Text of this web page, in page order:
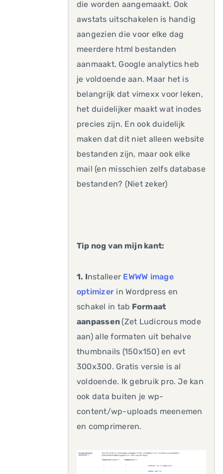
die worden aangemaakt. Ook
awstats uitschakelen is handig
aangezien die voor elke dag
meerdere html bestanden
aanmaakt. Google analytics heb
je voldoende aan. Maar het is
belangrijk dat vimexx voor leken,
het duidelijker maakt wat inodes
precies zijn. En ook duidelijk
maken dat dit niet alleen website
bestanden zijn, maar ook elke
mail (en misschien zelfs database
bestanden? (Niet zeker)
Tip nog van mijn kant:
1. Installeer EWWW image
optimizer in Wordpress en
schakel in tab Formaat
aanpassen (Zet Ludicrous mode
aan) alle formaten uit behalve
thumbnails (150x150) en evt
300x300. Gratis versie is al
voldoende. Ik gebruik pro. Je kan
ook data buiten je wp-
content/wp-uploads meenemen
en comprimeren.